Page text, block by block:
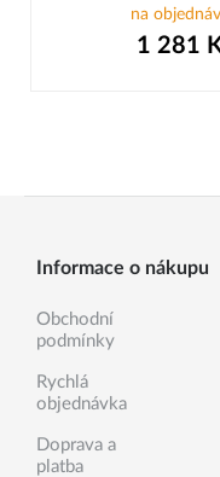
na
1 281
Informace o nákupu
Obchodní
podmínky
Rychlá
objednávka
Doprava a
platba